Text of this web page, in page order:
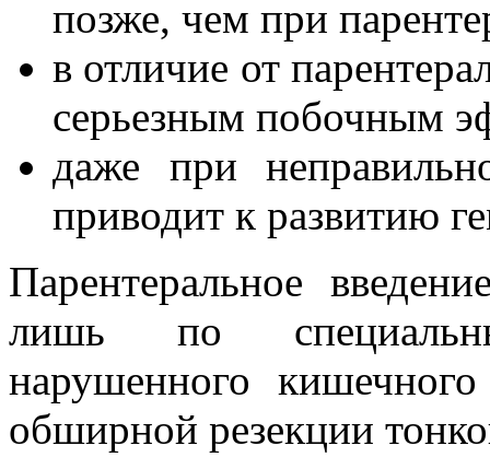
позже, чем при
в отличие от
серьезным побочным
даже при
приводит к развитию
Парентеральное
лишь по
нарушенного
обширной резекции